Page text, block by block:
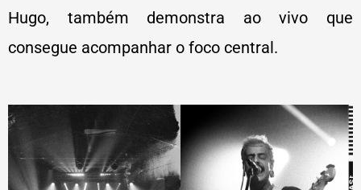
Hugo, também demonstra ao vivo que
consegue acompanhar o foco central.